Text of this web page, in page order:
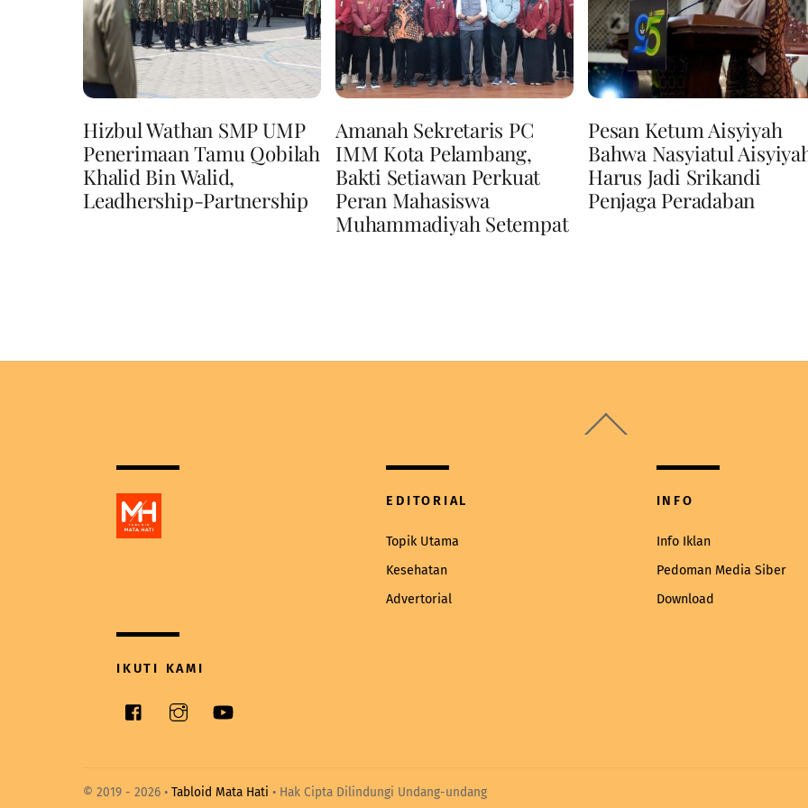
Hizbul Wathan SMP UMP
Penerimaan Tamu Qobilah
Khalid Bin Walid,
Leadhership-Partnership
Amanah Sekretaris PC
IMM Kota Pelambang,
Bakti Setiawan Perkuat
Peran Mahasiswa
Muhammadiyah Setempat
Pesan Ketum Aisyiyah
Bahwa Nasyiatul
Harus Jadi Srikandi
Penjaga Peradaban
To
EDITORIAL
Topik Utama
Kesehatan
Advertorial
INFO
Info Iklan
Pedoman Media Siber
Download
IKUTI KAMI
Facebook
© 2019 - 2026 • Tabloid Mata Hati • Hak Cipta Dilindungi Undang-undang